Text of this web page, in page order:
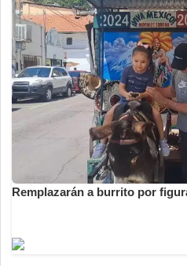
Remplazarán a burrito por